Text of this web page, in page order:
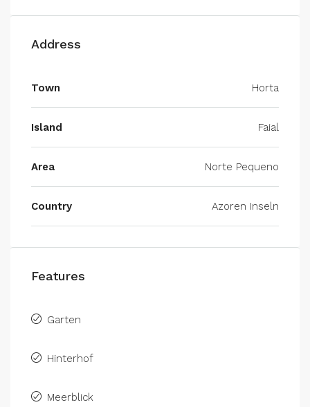
Address
Town Horta
Island Faial
Area Norte Pequeno
Country Azoren Inseln
Features
Garten
Hinterhof
Meerblick